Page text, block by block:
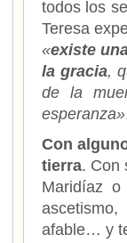
todos los
Teresa
«existe
la gracia,
de la
esperanza»
Con
tierra. Con
Maridíaz
afable… y